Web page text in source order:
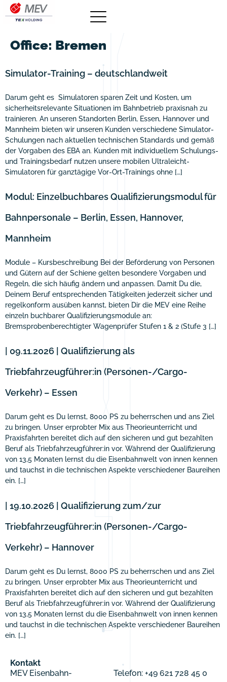
Office: Bremen
Simulator-Training – deutschlandweit
Darum geht es Simulatoren sparen Zeit und Kosten, um
sicherheitsrelevante Situationen im Bahnbetrieb praxisnah zu
trainieren. An unseren Standorten Berlin, Essen, Hannover und
Mannheim bieten wir unseren Kunden verschiedene Simulator-
Schulungen nach aktuellen technischen Standards und gemäß
der Vorgaben des EBA an. Kunden mit individuellem Schulungs-
und Trainingsbedarf nutzen unsere mobilen Ultraleicht-
Simulatoren für ganztägige Vor-Ort-Trainings ohne […]
Modul: Einzelbuchbares Qualifizierungsmodul für
Bahnpersonale – Berlin, Essen, Hannover,
Mannheim
Module – Kursbeschreibung Bei der Beförderung von Personen
und Gütern auf der Schiene gelten besondere Vorgaben und
Regeln, die sich häufig ändern und anpassen. Damit Du die,
Deinem Beruf entsprechenden Tätigkeiten jederzeit sicher und
regelkonform ausüben kannst, bieten Dir die MEV eine Reihe
einzeln buchbarer Qualifizierungsmodule an:
Bremsprobenberechtigter Wagenprüfer Stufen 1 & 2 (Stufe 3 […]
| 09.11.2026 | Qualifizierung als
Triebfahrzeugführer:in (Personen-/Cargo-
Verkehr) – Essen
Darum geht es Du lernst, 8000 PS zu beherrschen und ans Ziel
zu bringen. Unser erprobter Mix aus Theorieunterricht und
Praxisfahrten bereitet dich auf den sicheren und gut bezahlten
Beruf als Triebfahrzeugführer:in vor. Während der Qualifizierung
von 13,5 Monaten lernst du die Eisenbahnwelt von innen kennen
und tauchst in die technischen Aspekte verschiedener Baureihen
ein. […]
| 19.10.2026 | Qualifizierung zum/zur
Triebfahrzeugführer:in (Personen-/Cargo-
Verkehr) – Hannover
Darum geht es Du lernst, 8000 PS zu beherrschen und ans Ziel
zu bringen. Unser erprobter Mix aus Theorieunterricht und
Praxisfahrten bereitet dich auf den sicheren und gut bezahlten
Beruf als Triebfahrzeugführer:in vor. Während der Qualifizierung
von 13,5 Monaten lernst du die Eisenbahnwelt von innen kennen
und tauchst in die technischen Aspekte verschiedener Baureihen
ein. […]
Kontakt
MEV Eisenbahn-
Telefon: +49 621 728 45 0